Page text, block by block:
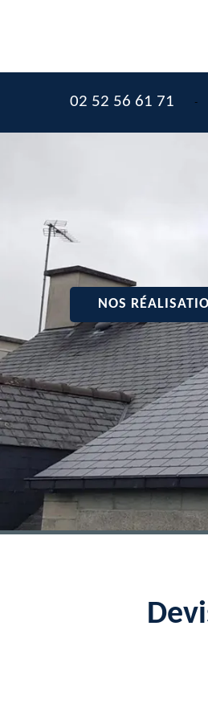
02 52 56 61 71 -
NOS